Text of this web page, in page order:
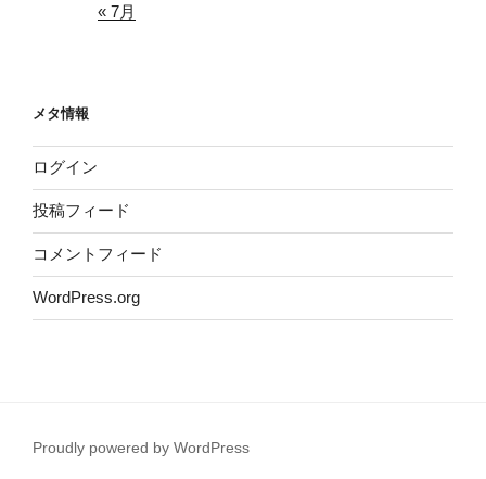
« 7月
メタ情報
ログイン
投稿フィード
コメントフィード
WordPress.org
Proudly powered by WordPress